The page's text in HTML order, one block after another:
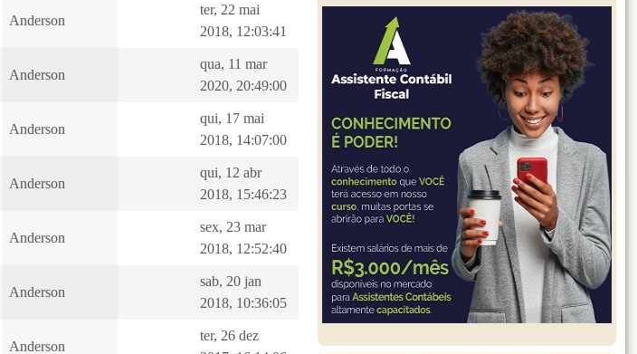
Anderson
ter, 22 mai
2018, 12:03:41
Anderson
qua, 11 mar
2020, 20:49:00
Anderson
qui, 17 mai
2018, 14:07:00
Anderson
qui, 12 abr
2018, 15:46:23
Anderson
sex, 23 mar
2018, 12:52:40
Anderson
sab, 20 jan
2018, 10:36:05
Anderson
ter, 26 dez